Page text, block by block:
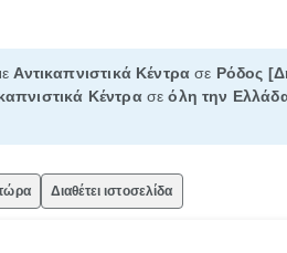
Αντικαπνιστικά Κέντρα σε Ρόδος
Κέντρασεόλη την
Διαθέτει ιστοσελίδα